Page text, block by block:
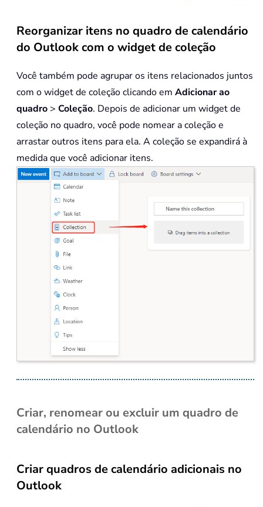
Reorganizar itens no quadro de calendário
do Outlook com o widget de coleção
Você também pode agrupar os itens relacionados juntos
com o widget de coleção clicando em Adicionar ao
quadro > Coleção. Depois de adicionar um widget de
coleção no quadro, você pode nomear a coleção e
arrastar outros itens para ela. A coleção se expandirá à
medida que você adicionar itens.
Criar, renomear ou excluir um quadro de
calendário no Outlook
Criar quadros de calendário adicionais no
Outlook